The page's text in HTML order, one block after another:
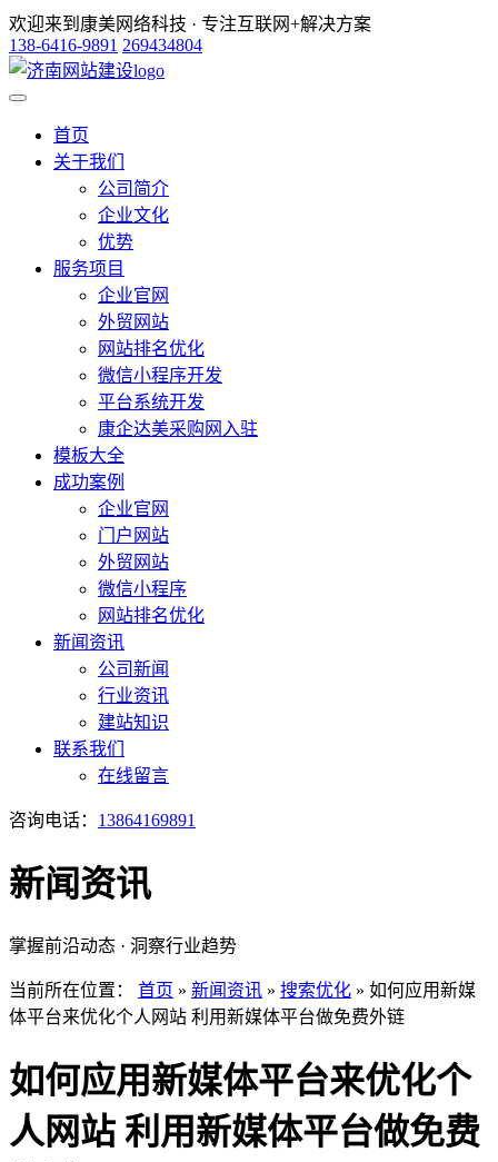
欢迎来到康美网络科技 · 专注互联网+解决方案
138-6416-9891 269434804
首页
关于我们
公司简介
企业文化
优势
服务项目
企业官网
外贸网站
网站排名优化
微信小程序开发
平台系统开发
康企达美采购网入驻
模板大全
成功案例
企业官网
门户网站
外贸网站
微信小程序
网站排名优化
新闻资讯
公司新闻
行业资讯
建站知识
联系我们
在线留言
咨询电话： 13864169891
新闻资讯
掌握前沿动态 · 洞察行业趋势
当前所在位置： 首页 » 新闻资讯 » 搜索优化 » 如何应用新媒
体平台来优化个人网站 利用新媒体平台做免费外链
如何应用新媒体平台来优化个
人网站 利用新媒体平台做免费